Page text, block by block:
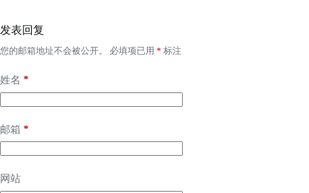
发表回复
您的邮箱地址不会被公开。 必填项已用 * 标注
姓名 *
邮箱 *
网站